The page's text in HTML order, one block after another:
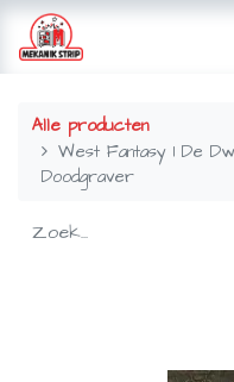
Alle producten
West Fantasy 1 De
Doodgraver